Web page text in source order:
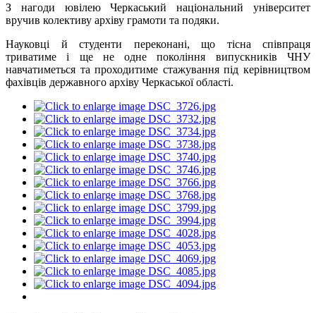
З нагоди ювілею Черкаський національний університет
вручив колективу архіву грамоти та подяки.
Науковці й студенти переконані, що тісна співпраця
триватиме і ще не одне покоління випускників ЧНУ
навчатиметься та проходитиме стажування під керівництвом
фахівців державного архіву Черкаської області.